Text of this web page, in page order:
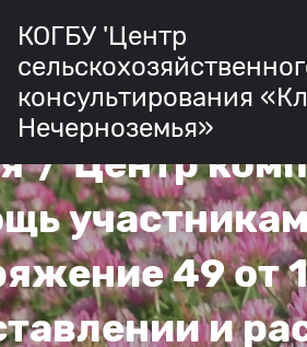
КОГБУ 'Центр
консультирования
Нечерноземья»
/Центр
49 от
и